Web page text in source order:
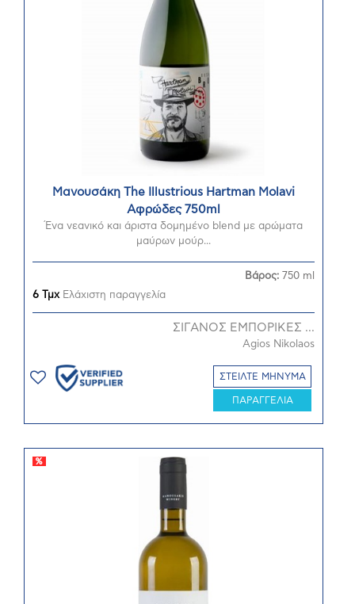
Μανουσάκη The Illustrious Hartman Molavi
Αφρώδες 750ml
Ένα νεανικό και άριστα δομημένο blend με αρώματα
μαύρων μούρ...
6 ΤμχΕλάχιστη παραγγελία
Βάρος: 750 ml
ΣΙΓΑΝΟΣ ΕΜΠΟΡΙΚΕΣ ...
Agios Nikolaos
ΣΤΕΙΛΤΕ ΜΗΝΥΜΑ
ΠΑΡΑΓΓΕΛΙΑ